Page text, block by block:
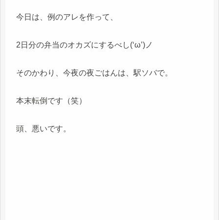
今日は、例のアレを作って、
2日分の弁当のオカズにするべし(‘ω’)ノ
そのかわり、今夜の夜ごはんは、駅ソバで。
本末転倒です（笑）
頭、悪いです。